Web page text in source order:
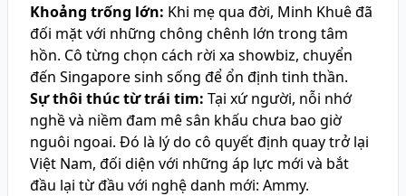
Khoảng trống lớn: Khi mẹ qua đời, Minh Khuê đã
đối mặt với những chông chênh lớn trong tâm
hồn. Cô từng chọn cách rời xa showbiz, chuyển
đến Singapore sinh sống để ổn định tinh thần.
Sự thôi thúc từ trái tim: Tại xứ người, nỗi nhớ
nghề và niềm đam mê sân khấu chưa bao giờ
nguôi ngoai. Đó là lý do cô quyết định quay trở lại
Việt Nam, đối diện với những áp lực mới và bắt
đầu lại từ đầu với nghệ danh mới: Ammy.